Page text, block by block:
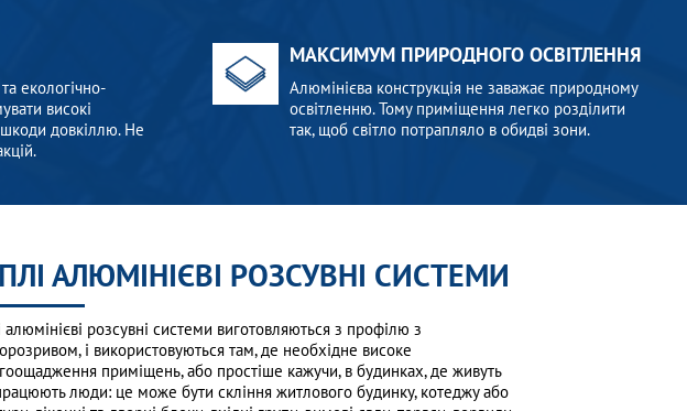
екологічно-
високі
довкіллю. Не
МАКСИМУМ ПРИРОДНОГО ОСВІТЛЕННЯ
Алюмінієва конструкція не заважає природному
освітленню. Тому приміщення легко розділити
так, щоб світло потрапляло в обидві зони.
АЛЮМІНІЄВІ РОЗСУВНІ СИСТЕМИ
алюмінієві розсувні системи виготовляються з профілю з
і використовуються там, де необхідне високе
приміщень, або простіше кажучи, в будинках, де живуть
люди: це може бути скління житлового будинку, котеджу або